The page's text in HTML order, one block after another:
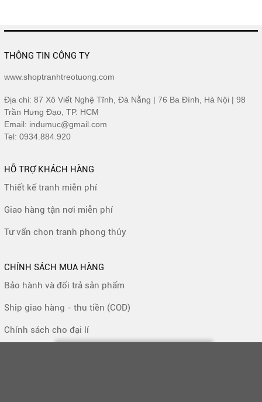
THÔNG TIN CÔNG TY
www.shoptranhtreotuong.com
Địa chỉ: 87 Xô Viết Nghệ Tĩnh, Đà Nẵng | 76 Ba Đình, Hà Nội | 98
Trần Hưng Đạo, TP. HCM
Email: indumuc@gmail.com
Tel: 0934.884.920
HỖ TRỢ KHÁCH HÀNG
Thiết kế tranh miễn phí
Giao hàng tận nơi miễn phí
Tư vấn chọn tranh phong thủy
CHÍNH SÁCH MUA HÀNG
Bảo hành và đổi trả sản phẩm
Ship giao hàng - thu tiền (COD)
Chính sách cho đại lí